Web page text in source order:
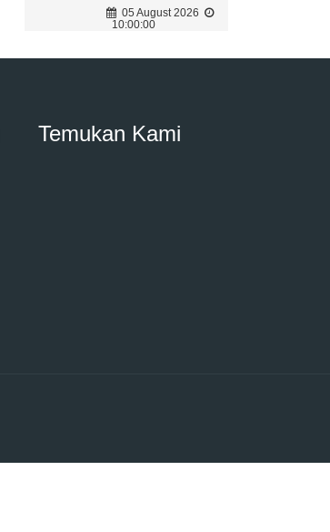
05 August 2026
10:00:00
Temukan Kami